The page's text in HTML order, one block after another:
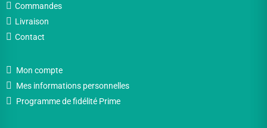
Commandes
Livraison
Contact
Mon compte
Mes informations personnelles
Programme de fidélité Prime